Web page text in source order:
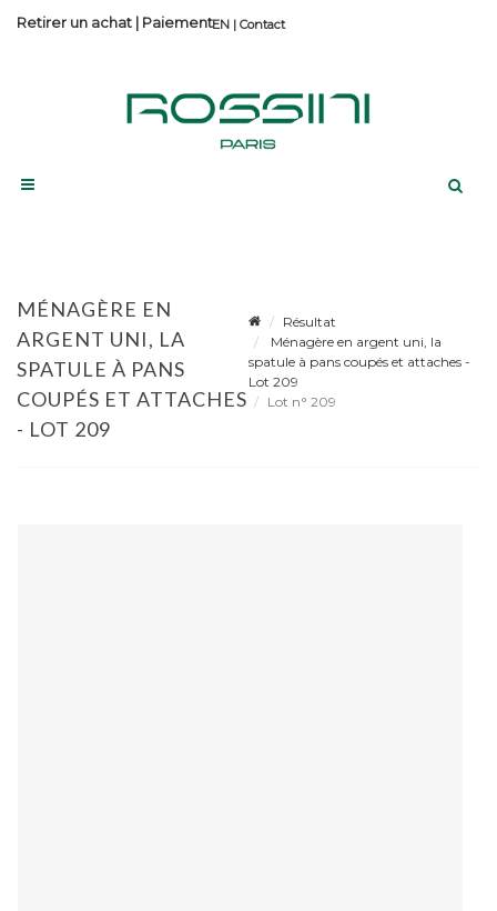
Contact
Retirer un achat | Paiement
MÉNAGÈRE EN
ARGENT UNI, LA
SPATULE À PANS
COUPÉS ET ATTACHES
- LOT 209
Résultat
Ménagère en argent uni, la
spatule à pans coupés et attaches -
Lot 209
Lot n° 209